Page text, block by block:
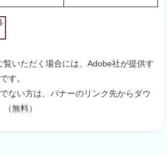
覧いただく場合には、Adobe社が提供す
す。
ない方は、バナーのリンク先からダウ
無料）